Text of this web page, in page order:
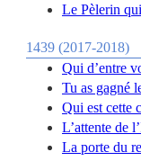
Le Pèlerin
1439 (2017-2018)
Qui d’entre
Tu as gagné
Qui est cette
L’attente de
La porte du